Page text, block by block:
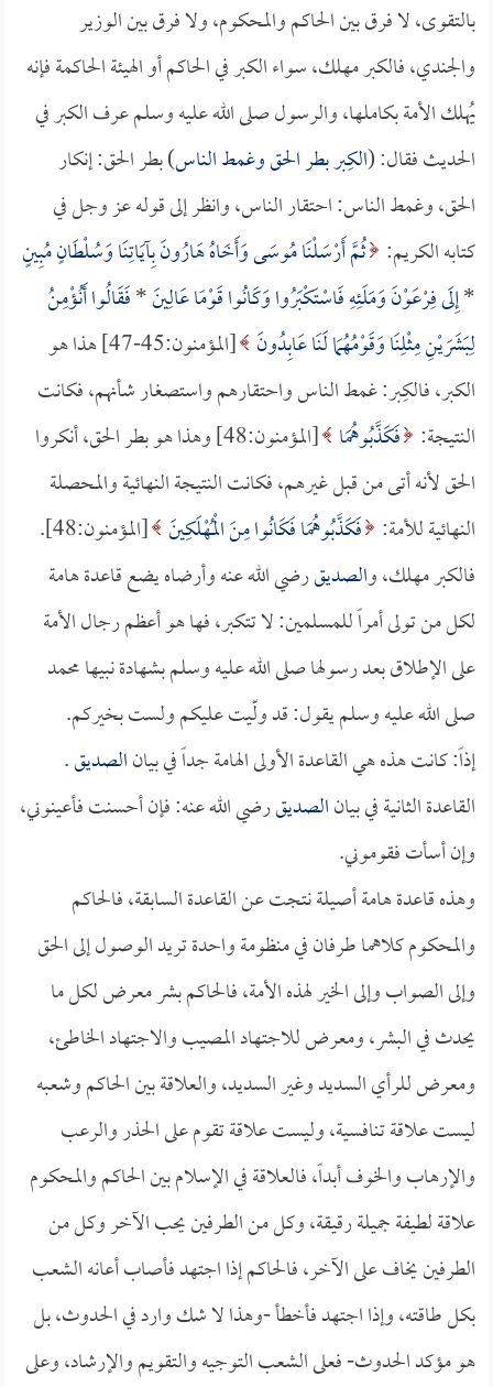
بالتقوى، لا فرق بين الحاكم والمحكوم، ولا فرق بين الوزير
والجندي، فالكبر مهلك، سواء الكبر في الحاكم أو الهيئة الحاكمة فإنه
يُهلك الأمة بكاملها، والرسول صلى الله عليه وسلم عرف الكبر في
الحديث فقال: (الكِبر بطر الحق وغمط الناس) بطر الحق: إنكار
الحق، وغمط الناس: احتقار الناس، وانظر إلى قوله عز وجل في
كتابه الكريم: ثُمَّ أَرْسَلْنَا مُوسَى وَأَخَاهُ هَارُونَ بِآيَاتِنَا وَسُلْطَانٍ مُبِينٍ
*إِلَى فِرْعَوْنَ وَمَلَئِهِ فَاسْتَكْبَرُوا وَكَانُوا قَوْمًا عَالِينَ*فَقَالُوا أَنُؤْمِنُ
لِبَشَرَيْنِ مِثْلِنَا وَقَوْمُهُمَا لَنَا عَابِدُونَ
[المؤمنون:45-47] هذا هو
الكبر، فالكِبر: غمط الناس واحتقارهم واستصغار شأنهم، فكانت
النتيجة: فَكَذَّبُوهُمَا
[المؤمنون:48] وهذا هو بطر الحق، أنكروا
الحق لأنه أتى من قبل غيرهم، فكانت النتيجة النهائية والمحصلة
النهائية للأمة: فَكَذَّبُوهُمَا فَكَانُوا مِنَ الْمُهْلَكِينَ [المؤمنون:48].
فالكبر مهلك، والصديقرضي الله عنه وأرضاه يضع قاعدة هامة
لكل من تولى أمراً للمسلمين: لا تتكبر، فها هو أعظم رجال الأمة
على الإطلاق بعد رسولها صلى الله عليه وسلم بشهادة نبيها محمد
صلى الله عليه وسلم يقول: قد ولّيت عليكم ولست بخيركم.
إذاً: كانت هذه هي القاعدة الأولى الهامة جداً في بيانالصديق.
القاعدة الثانية في بيانالصديقرضي الله عنه: فإن أحسنت فأعينوني،
وإن أسأت فقوموني.
وهذه قاعدة هامة أصيلة نتجت عن القاعدة السابقة، فالحاكم
والمحكوم كلاهما طرفان في منظومة واحدة تريد الوصول إلى الحق
وإلى الصواب وإلى الخير لهذه الأمة، فالحاكم بشر معرض لكل ما
يحدث في البشر، ومعرض للاجتهاد المصيب والاجتهاد الخاطئ،
ومعرض للرأي السديد وغير السديد، والعلاقة بين الحاكم وشعبه
ليست علاقة تنافسية، وليست علاقة تقوم على الحذر والرعب
والإرهاب والخوف أبداً، فالعلاقة في الإسلام بين الحاكم والمحكوم
علاقة لطيفة جميلة رقيقة، وكل من الطرفين يحب الآخر وكل من
الطرفين يخاف على الآخر، فالحاكم إذا اجتهد فأصاب أعانه الشعب
بكل طاقته، وإذا اجتهد فأخطأ -وهذا لا شك وارد في الحدوث، بل
هو مؤكد الحدوث- فعلى الشعب التوجيه والتقويم والإرشاد، وعلى